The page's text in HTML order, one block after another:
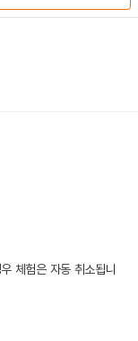
체험은 자동 취소됩니